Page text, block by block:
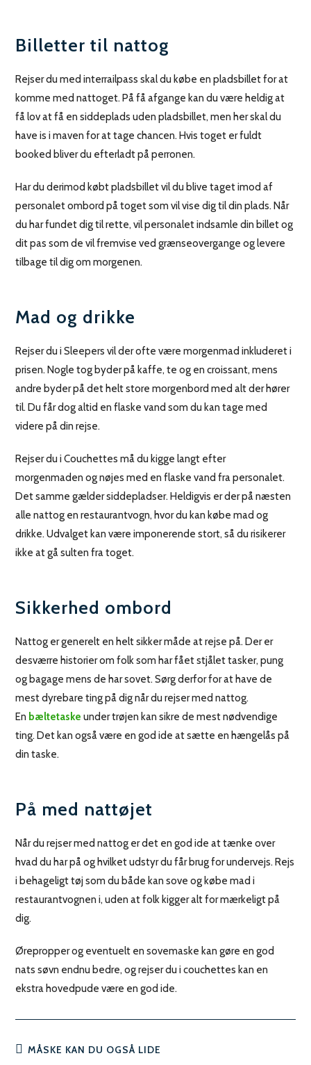
Billetter til nattog
Rejser du med interrailpass skal du købe en pladsbillet for at
komme med nattoget. På få afgange kan du være heldig at
få lov at få en siddeplads uden pladsbillet, men her skal du
have is i maven for at tage chancen. Hvis toget er fuldt
booked bliver du efterladt på perronen.
Har du derimod købt pladsbillet vil du blive taget imod af
personalet ombord på toget som vil vise dig til din plads. Når
du har fundet dig til rette, vil personalet indsamle din billet og
dit pas som de vil fremvise ved grænseovergange og levere
tilbage til dig om morgenen.
Mad og drikke
Rejser du i Sleepers vil der ofte være morgenmad inkluderet i
prisen. Nogle tog byder på kaffe, te og en croissant, mens
andre byder på det helt store morgenbord med alt der hører
til. Du får dog altid en flaske vand som du kan tage med
videre på din rejse.
Rejser du i Couchettes må du kigge langt efter
morgenmaden og nøjes med en flaske vand fra personalet.
Det samme gælder siddepladser. Heldigvis er der på næsten
alle nattog en restaurantvogn, hvor du kan købe mad og
drikke. Udvalget kan være imponerende stort, så du risikerer
ikke at gå sulten fra toget.
Sikkerhed ombord
Nattog er generelt en helt sikker måde at rejse på. Der er
desværre historier om folk som har fået stjålet tasker, pung
og bagage mens de har sovet. Sørg derfor for at have de
mest dyrebare ting på dig når du rejser med nattog.
En bæltetaske under trøjen kan sikre de mest nødvendige
ting. Det kan også være en god ide at sætte en hængelås på
din taske.
På med nattøjet
Når du rejser med nattog er det en god ide at tænke over
hvad du har på og hvilket udstyr du får brug for undervejs. Rejs
i behageligt tøj som du både kan sove og købe mad i
restaurantvognen i, uden at folk kigger alt for mærkeligt på
dig.
Ørepropper og eventuelt en sovemaske kan gøre en god
nats søvn endnu bedre, og rejser du i couchettes kan en
ekstra hovedpude være en god ide.
MÅSKE KAN DU OGSÅ LIDE